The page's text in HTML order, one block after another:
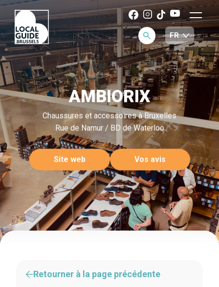
AMBIORIX
Chaussures et accessoires à Bruxelles
Rue de Namur / BD de Waterloo
Site web Vos avis
Retourner à la page précédente